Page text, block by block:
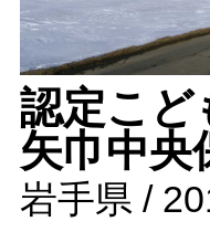
認定こど
矢巾中央
岩手県 /